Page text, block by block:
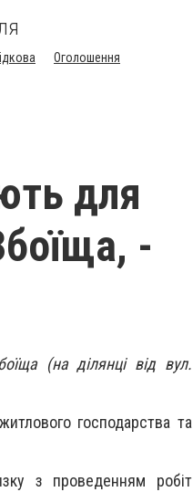
Оголошення
для
-
(на ділянці від вул.
господарства та
з проведенням робіт